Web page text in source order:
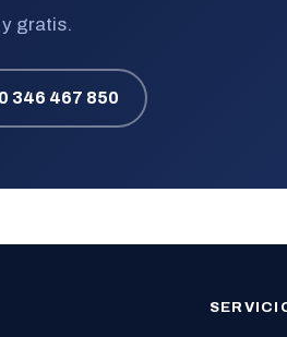
gratis.
346 467 850